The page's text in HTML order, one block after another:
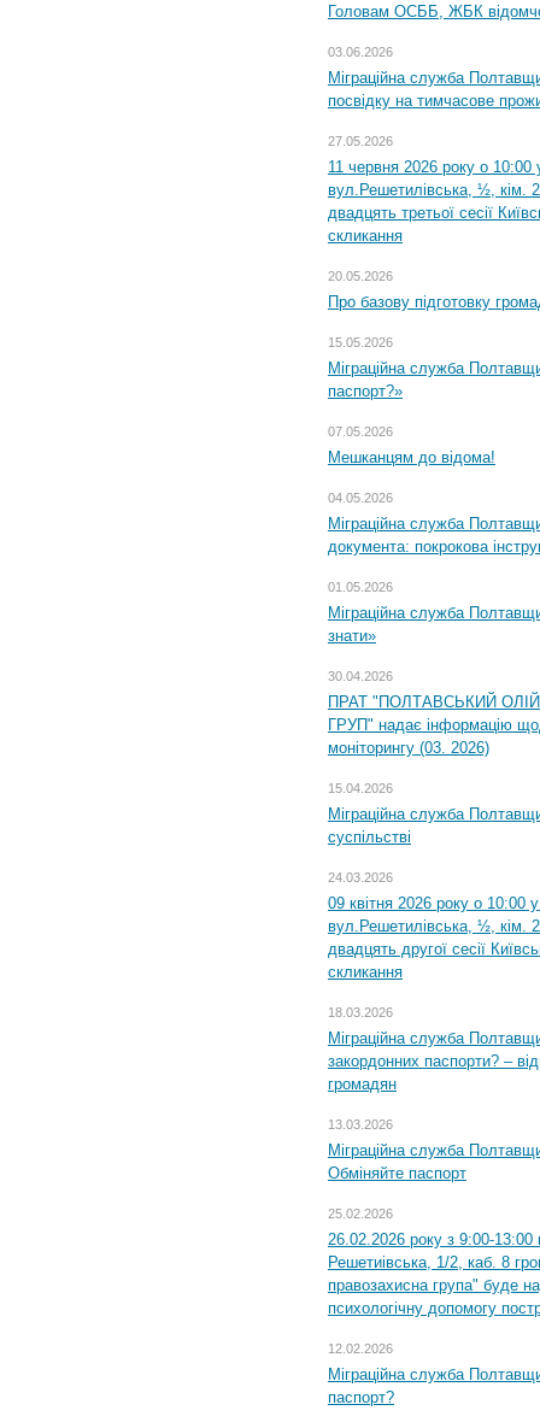
Головам ОСББ, ЖБК
03.06.2026
Міграційна служба
посвідку на тимчасове
27.05.2026
11 червня 2026 року о 10:00
вул.Решетилівська, ½, кім.
двадцять третьої сесії
скликання
20.05.2026
Про базову підготовку
15.05.2026
Міграційна служба
паспорт?»
07.05.2026
Мешканцям до відома!
04.05.2026
Міграційна служба
документа: покрокова
01.05.2026
Міграційна служба
знати»
30.04.2026
ПРАТ "ПОЛТАВСЬКИЙ
ГРУП" надає інформацію
моніторингу (03. 2026)
15.04.2026
Міграційна служба
суспільстві
24.03.2026
09 квітня 2026 року о 10:00
вул.Решетилівська, ½, кім.
двадцять другої сесії
скликання
18.03.2026
Міграційна служба
закордонних паспорти? –
громадян
13.03.2026
Міграційна служба
Обміняйте паспорт
25.02.2026
26.02.2026 року з 9:00-
Решетиівська, 1/2, каб. 8
правозахисна група" буде
психологічну допомогу
12.02.2026
Міграційна служба
паспорт?